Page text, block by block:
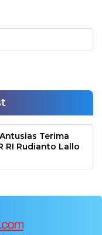
Terima
RI Rudianto Lallo